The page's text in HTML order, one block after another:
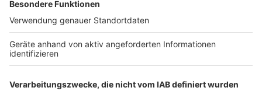
Archiv
ANTENNE BAYERN GROUP
Stiftung ANTENNE BAYERN
hilft